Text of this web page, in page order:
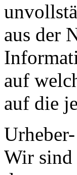
aus der
auf
auf die
Wir sind